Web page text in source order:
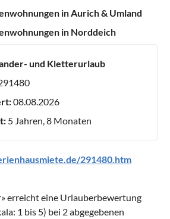
in Aurich & Umland
in Norddeich
und Kletterurlaub
08.08.2026
5 Jahren, 8 Monaten
291480.htm
» erreicht eine Urlauberbewertung
1 bis 5) bei 2abgegebenen